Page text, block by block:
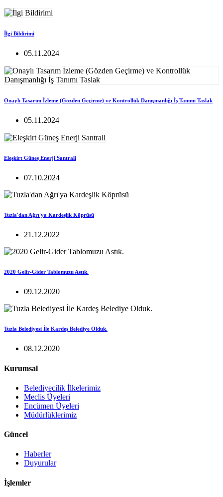
İlgi Bildirimi
05.11.2024
Onaylı Tasarım İzleme (Gözden Geçirme) ve Kontrollük Danışmanlığı İş Tanımı Taslak
05.11.2024
Eleşkirt Güneş Enerji Santrali
07.10.2024
Tuzla'dan Ağrı'ya Kardeşlik Köprüsü
21.12.2022
2020 Gelir-Gider Tablomuzu Astık.
09.12.2020
Tuzla Belediyesi İle Kardeş Belediye Olduk.
08.12.2020
Kurumsal
Belediyecilik İlkelerimiz
Meclis Üyeleri
Encümen Üyeleri
Müdürlüklerimiz
Güncel
Haberler
Duyurular
İşlemler